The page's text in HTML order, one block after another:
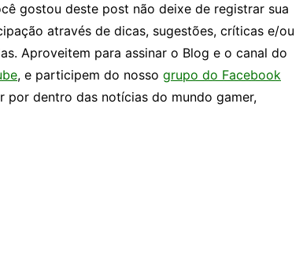
gostou deste post não deixe de registrar sua
através de dicas, sugestões, críticas e/ou
Aproveitem para assinar o Blog e o canal do
, e participem do nosso grupo do Facebook
por dentro das notícias do mundo gamer,